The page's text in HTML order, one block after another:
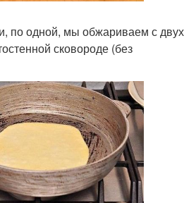
по одной, мы обжариваем с двух
сковороде (без